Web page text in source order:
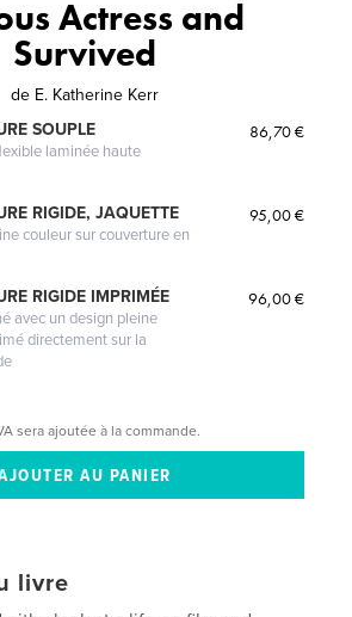
Actress and
Survived
de E. Katherine Kerr
SOUPLE
laminée haute
86,70 €
RIGIDE, JAQUETTE
couleur sur couverture en
95,00 €
RIGIDE IMPRIMÉE
avec un design pleine
directement sur la
96,00 €
sera ajoutée à la commande.
livre